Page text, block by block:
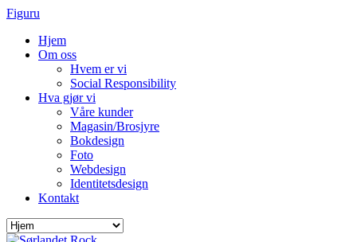
Figuru
Hjem
Om oss
Hvem er vi
Social Responsibility
Hva gjør vi
Våre kunder
Magasin/Brosjyre
Bokdesign
Foto
Webdesign
Identitetsdesign
Kontakt